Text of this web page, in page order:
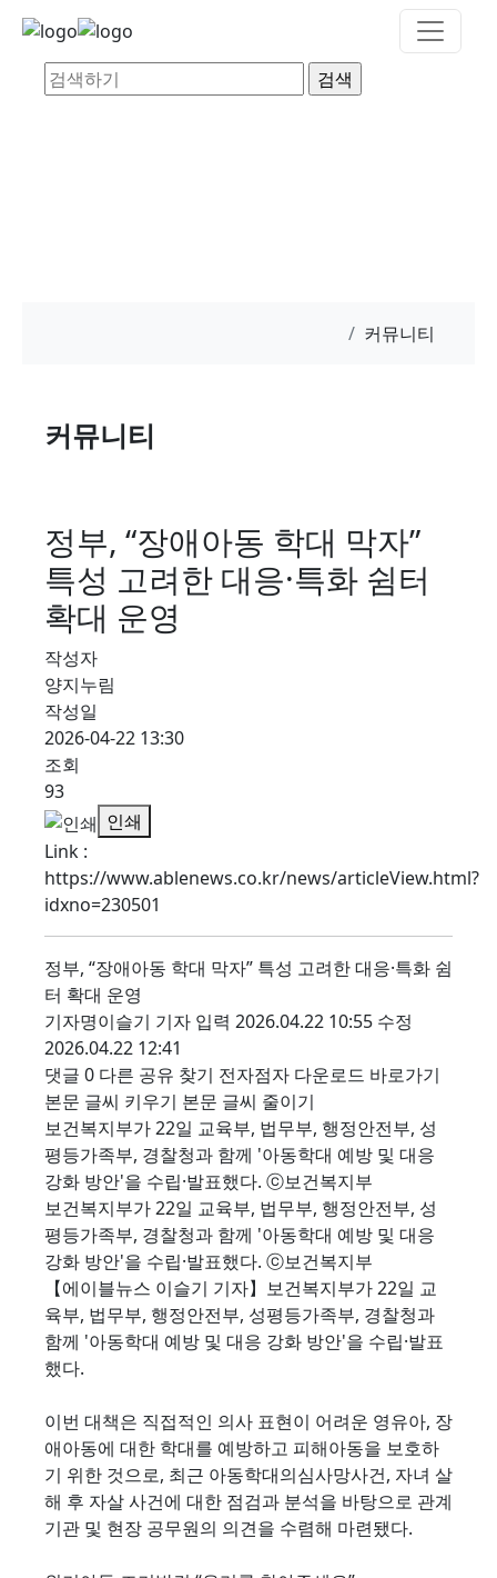
커뮤니티
커뮤니티
정부, “장애아동 학대 막자”
특성 고려한 대응·특화 쉼터
확대 운영
작성자
양지누림
작성일
2026-04-22 13:30
조회
93
인쇄
Link :
https://www.ablenews.co.kr/news/articleView.html?
idxno=230501
정부, “장애아동 학대 막자” 특성 고려한 대응·특화 쉼
터 확대 운영
기자명이슬기 기자 입력 2026.04.22 10:55 수정
2026.04.22 12:41
댓글 0 다른 공유 찾기 전자점자 다운로드 바로가기
본문 글씨 키우기 본문 글씨 줄이기
보건복지부가 22일 교육부, 법무부, 행정안전부, 성
평등가족부, 경찰청과 함께 '아동학대 예방 및 대응
강화 방안'을 수립·발표했다. ⓒ보건복지부
보건복지부가 22일 교육부, 법무부, 행정안전부, 성
평등가족부, 경찰청과 함께 '아동학대 예방 및 대응
강화 방안'을 수립·발표했다. ⓒ보건복지부
【에이블뉴스 이슬기 기자】보건복지부가 22일 교
육부, 법무부, 행정안전부, 성평등가족부, 경찰청과
함께 '아동학대 예방 및 대응 강화 방안'을 수립·발표
했다.
이번 대책은 직접적인 의사 표현이 어려운 영유아, 장
애아동에 대한 학대를 예방하고 피해아동을 보호하
기 위한 것으로, 최근 아동학대의심사망사건, 자녀 살
해 후 자살 사건에 대한 점검과 분석을 바탕으로 관계
기관 및 현장 공무원의 의견을 수렴해 마련됐다.